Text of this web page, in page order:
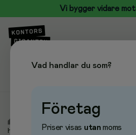
Vi bygger vidare mot
höj-/sänkbar
Vad handlar du som?
Företag
Priser visas utan moms